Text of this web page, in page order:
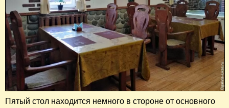
Пятый стол находится немного в стороне от основного